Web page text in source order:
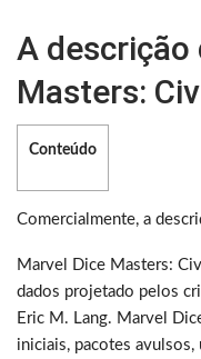
A descrição
Masters:
Conteúdo
Comercialmente, a
Marvel Dice Masters:
dados projetado pelos
Eric M. Lang. Marvel
iniciais, pacotes avulsos,